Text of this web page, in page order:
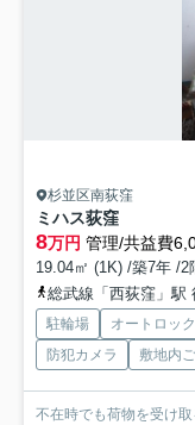
杉並区南荻窪
ミハス荻窪
8万円 管理/共益費
19.04㎡ (1K) /築7年 /2
総武線「西荻窪」駅
駐輪場 オートロック
防犯カメラ
敷地内
不在時でも荷物を受け